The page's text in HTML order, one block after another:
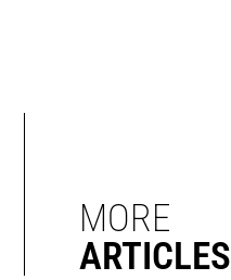
MORE
ARTICLES